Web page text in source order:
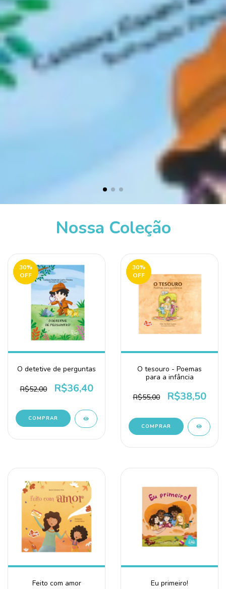
Nossa Coleção
30%
OFF
O detetive de perguntas
R$52,00 R$36,40
30%
OFF
O tesouro - Poemas
para a infância
R$55,00 R$38,50
Feito com amor Eu primeiro!